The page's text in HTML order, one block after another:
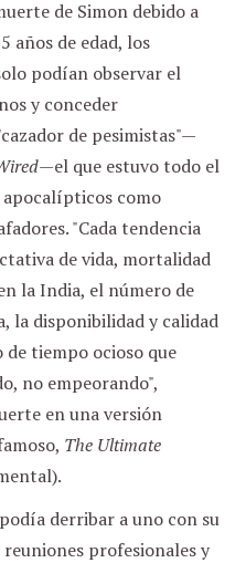
de Simon debido a
años de edad, los
podían observar el
y conceder
de pesimistas"—
—el que estuvo todo el
como
"Cada tendencia
de vida, mortalidad
la India, el número de
la disponibilidad y calidad
de tiempo ocioso que
no empeorando",
en una versión
The Ultimate
derribar a uno con su
profesionales y